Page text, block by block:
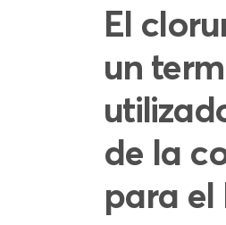
El
un
de la
para el